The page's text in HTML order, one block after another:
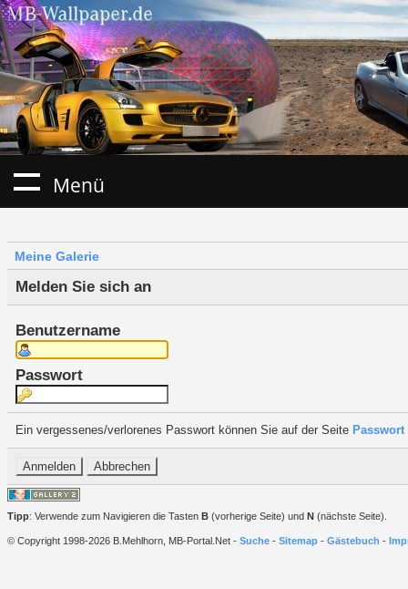
Menü
Meine Galerie
Melden Sie sich an
Benutzername
Passwort
Ein vergessenes/verlorenes Passwort können Sie auf der Seite
Tipp: Verwende zum Navigieren die Tasten B (vorherige Seite) und N (nächste Seite).
© Copyright 1998-2026 B.Mehlhorn, MB-Portal.Net - Suche - Sitemap - Gästebuch -